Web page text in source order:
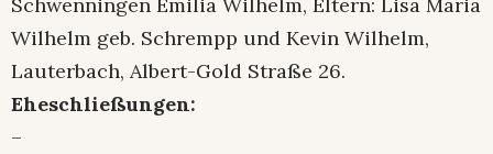
Wilhelm geb. Schrempp und Kevin Wilhelm,
Lauterbach, Albert-Gold Straße 26.
Eheschließungen:
–